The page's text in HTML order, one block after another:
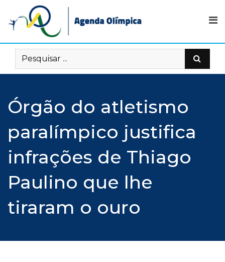
content
Órgão do atletismo
paralímpico justifica
infrações de Thiago
Paulino que lhe
tiraram o ouro